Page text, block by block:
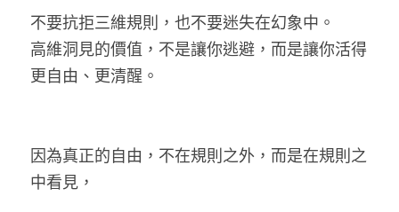
不要抗拒三維規則，也不要迷失在幻象中。
高維洞見的價值，不是讓你逃避，而是讓你活得
更自由、更清醒。
因為真正的自由，不在規則之外，而是在規則之
中看見，